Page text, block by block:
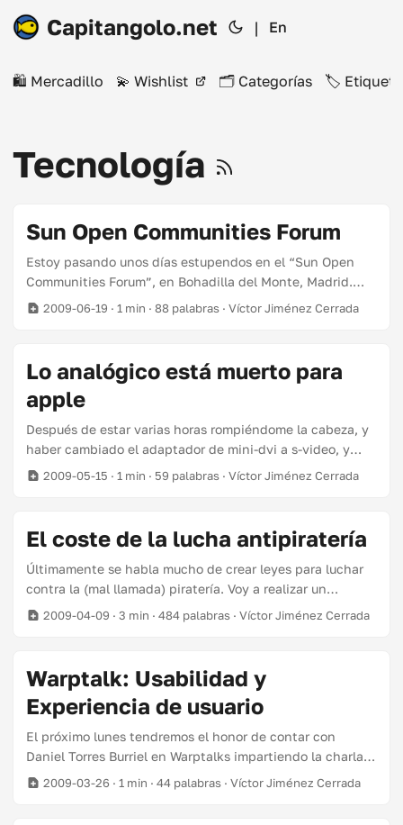
Capitangolo.net | En
🛍️ Mercadillo 💫 Wishlist 🗂️ Categorías 🏷️
Tecnología
Sun Open Communities Forum
Estoy pasando unos días estupendos en el “Sun Open
Communities Forum”, en Bohadilla del Monte, Madrid.
Una oportunidad estupenda para reunirse con la
de manera divulgativa temas como la SQL Caché,
replicación o el Enterprise Monitor. Puedes seguir la
charla en directo desde la página del evento Después de
comunidad española de mysql, comunidadmysql.org. ...
2009-06-19 · 1 min · 88 palabras · Víctor Jiménez Cerrada
Lo analógico está muerto para
apple
Después de estar varias horas rompiéndome la cabeza, y
haber cambiado el adaptador de mini-dvi a s-video, y
haberme vuelto a romper la cabeza varias horas, leo este
por lo que el adaptador no sirve :S… Arrrr!!! Mañana a
devolverlo.
2009-05-15 · 1 min · 59 palabras · Víctor Jiménez Cerrada
El coste de la lucha antipiratería
Últimamente se habla mucho de crear leyes para luchar
contra la (mal llamada) piratería. Voy a realizar un
pequeño análisis técnico de lo que supondría implantar
más común de descargar contenidos son las redes p2p,
como kademlia (la que usa el emule), o bittorrent. Se
podría suponer que alguien que usa redes p2p lo hace
2009-04-09 · 3 min · 484 palabras · Víctor Jiménez Cerrada
Warptalk: Usabilidad y
Experiencia de usuario
El próximo lunes tendremos el honor de contar con
Daniel Torres Burriel en Warptalks impartiendo la charla
“Usabilidad y Experiencia de usuario”. La cita es el lunes
2009-03-26 · 1 min · 44 palabras · Víctor Jiménez Cerrada